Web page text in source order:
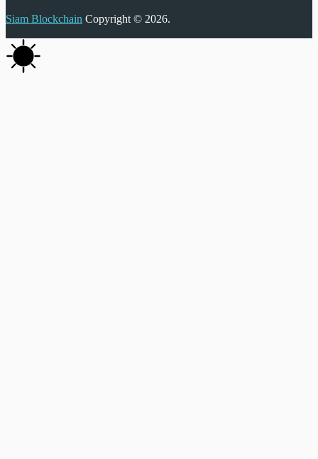
Siam Blockchain Copyright © 2026.